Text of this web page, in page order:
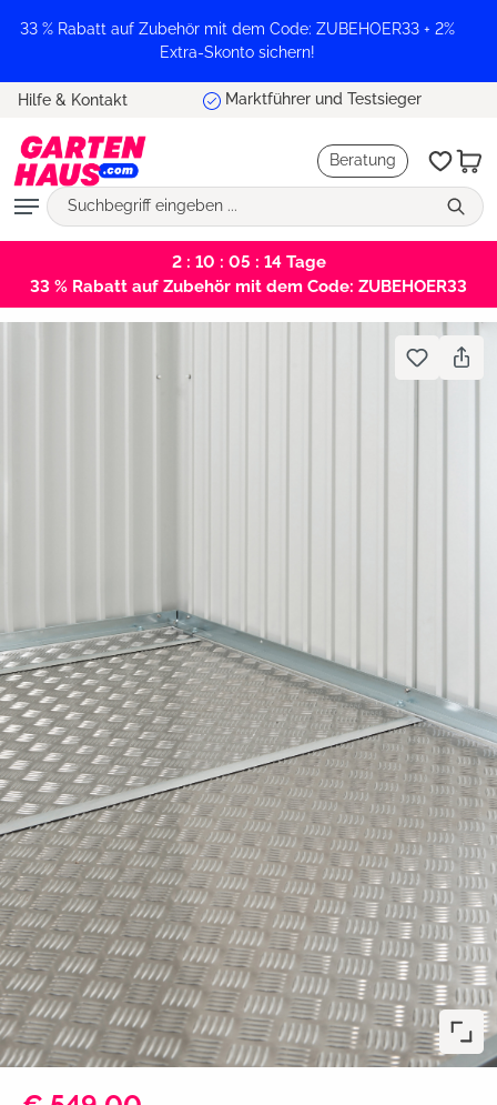
springen
33 % Rabatt auf Zubehör mit dem Code: ZUBEHOER33 + 2%
Extra-Skonto sichern!
Hilfe & Kontakt Marktführer und Testsieger
Beratung
2 : 10 : 05 : 13Tage
33 % Rabatt auf Zubehör mit dem Code: ZUBEHOER33